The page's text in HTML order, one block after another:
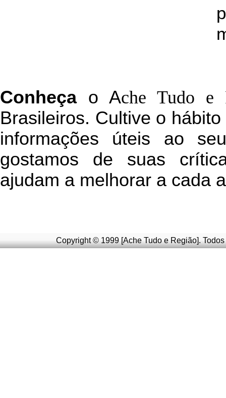
Conheçao Ache Tudo e
Brasileiros. Cultive o
informações úteis ao
gostamos de suas
ajudam a melhorar a cada
Copyright © 1999 [Ache Tudo e Região].